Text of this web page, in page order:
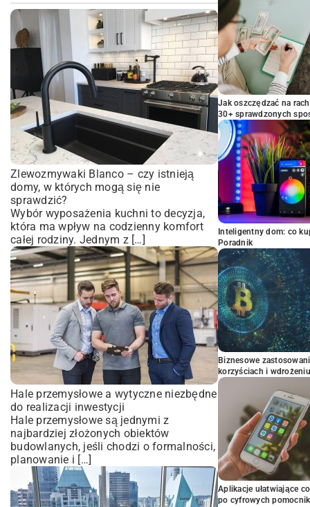
Zlewozmywaki Blanco – czy istnieją
domy, w których mogą się nie
sprawdzić?
Wybór wyposażenia kuchni to decyzja,
która ma wpływ na codzienny komfort
całej rodziny. Jednym z […]
Hale przemysłowe a wytyczne niezbędne
do realizacji inwestycji
Hale przemysłowe są jednymi z
najbardziej złożonych obiektów
budowlanych, jeśli chodzi o formalności,
planowanie i […]
Jak oszczędzać na
30+ sprawdzonych
Inteligentny dom: co
Poradnik
Biznesowe
korzyściach i wdrożeniu
Aplikacje ułatwiające
po cyfrowych